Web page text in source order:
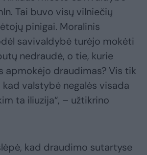
Tai buvo visų vilniečių
pinigai. Moralinis
savivaldybė turėjo mokėti
nedraudė, o tie, kurie
apmokėjo draudimas? Vis tik
valstybė negalės visada
ta iliuzija“, – užtikrino
kad draudimo sutartyse